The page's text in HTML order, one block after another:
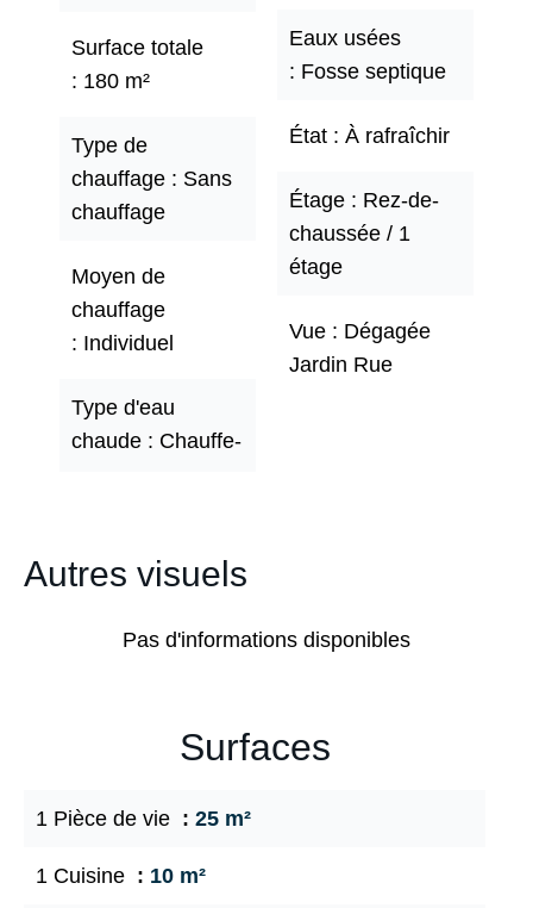
Surface totale
180 m²
Type de
chauffage
Sans
chauffage
Moyen de
chauffage
Individuel
Type d'eau
chaude
Chauffe-
Eaux usées
Fosse septique
État À rafraîchir
Étage
Rez-de-
chaussée / 1
étage
Vue
Dégagée
Jardin Rue
Autres visuels
Pas d'informations disponibles
Surfaces
1 Pièce de vie 25 m²
1 Cuisine 10 m²